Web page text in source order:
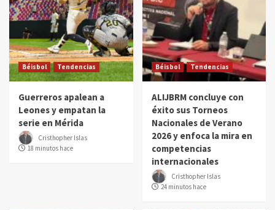
Béisbol Tendencias
Guerreros apalean a
Leones y empatan la
serie en Mérida
Cristhopher Islas
18 minutos hace
Béisbol Tendencias
ALIJBRM concluye con
éxito sus Torneos
Nacionales de Verano
2026 y enfoca la mira en
competencias
internacionales
Cristhopher Islas
24 minutos hace